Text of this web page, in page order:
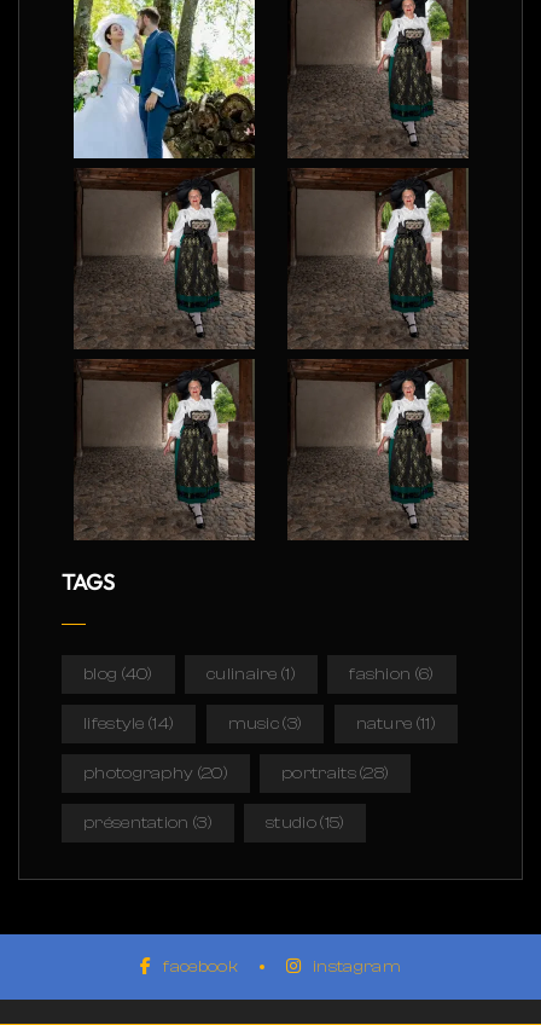
TAGS
blog (40) culinaire (1) fashion (6)
lifestyle (14) music(3) nature (11)
photography (20) portraits(28)
présentation (3) studio(15)
facebook instagram